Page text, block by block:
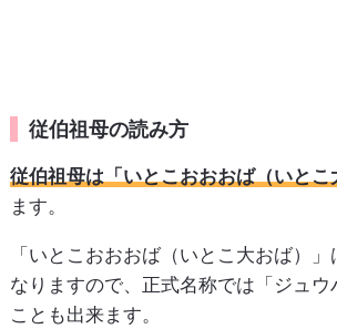
従伯祖母の読み方
従伯祖母は「いとこおおおば（いとこ
ます。
「いとこおおおば（いとこ大おば）
なりますので、正式名称では「ジュ
ことも出来ます。